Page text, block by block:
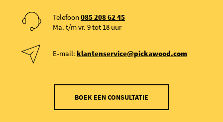
Telefoon 085 208 62 45
Ma. t/m vr. 9 tot 18 uur
E-mail: klantenservice@pickawood.com
BOEK EEN CONSULTATIE